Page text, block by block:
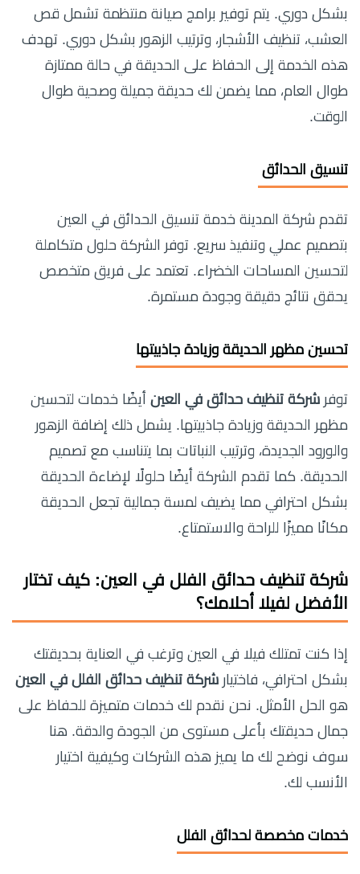
بشكل دوري. يتم توفير برامج صيانة منتظمة تشمل قص
العشب، تنظيف الأشجار، وترتيب الزهور بشكل دوري. تهدف
هذه الخدمة إلى الحفاظ على الحديقة في حالة ممتازة
طوال العام، مما يضمن لك حديقة جميلة وصحية طوال
الوقت.
تنسيق الحدائق
تقدم شركة المدينة خدمة تنسيق الحدائق في العين
بتصميم عملي وتنفيذ سريع. توفر الشركة حلول متكاملة
لتحسين المساحات الخضراء. تعتمد على فريق متخصص
يحقق نتائج دقيقة وجودة مستمرة.
تحسين مظهر الحديقة وزيادة جاذبيتها
توفر شركة تنظيف حدائق في العين أيضًا خدمات لتحسين
مظهر الحديقة وزيادة جاذبيتها. يشمل ذلك إضافة الزهور
والورود الجديدة، وترتيب النباتات بما يتناسب مع تصميم
الحديقة. كما تقدم الشركة أيضًا حلولًا لإضاءة الحديقة
بشكل احترافي مما يضيف لمسة جمالية تجعل الحديقة
مكانًا مميزًا للراحة والاستمتاع.
شركة تنظيف حدائق الفلل في العين: كيف تختار
الأفضل لفيلا أحلامك؟
إذا كنت تمتلك فيلا في العين وترغب في العناية بحديقتك
بشكل احترافي، فاختيار شركة تنظيف حدائق الفلل في العين
هو الحل الأمثل. نحن نقدم لك خدمات متميزة للحفاظ على
جمال حديقتك بأعلى مستوى من الجودة والدقة. هنا
سوف نوضح لك ما يميز هذه الشركات وكيفية اختيار
الأنسب لك.
خدمات مخصصة لحدائق الفلل